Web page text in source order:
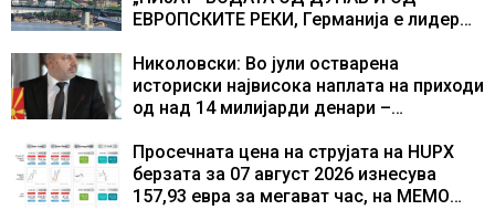
текот на историјата
ЕВРОПСКИТЕ РЕКИ, Германија е лидер
центри за податоци
Николовски: Во јули остварена
историски највисока наплата на приходи
од над 14 милијарди денари –
резултати
Просечната цена на струјата на HUPX
берзата за 07 август 2026 изнесува
157,93 евра за мегават час, на МЕМО